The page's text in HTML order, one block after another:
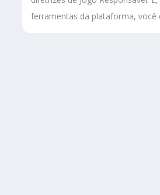
ferramentas da plataforma, você